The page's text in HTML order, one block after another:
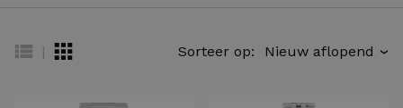
| Sorteer op: ›